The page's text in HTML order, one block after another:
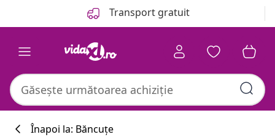
Transport gratuit
Înapoi la: Băncuțe